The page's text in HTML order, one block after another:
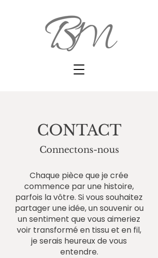
CONTACT
Connectons-nous
Chaque pièce que je crée
commence par une histoire,
parfois la vôtre. Si vous souhaitez
partager une idée, un souvenir ou
un sentiment que vous aimeriez
voir transformé en tissu et en fil,
je serais heureux de vous
entendre.